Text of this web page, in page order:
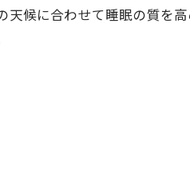
天候に合わせて睡眠の質を